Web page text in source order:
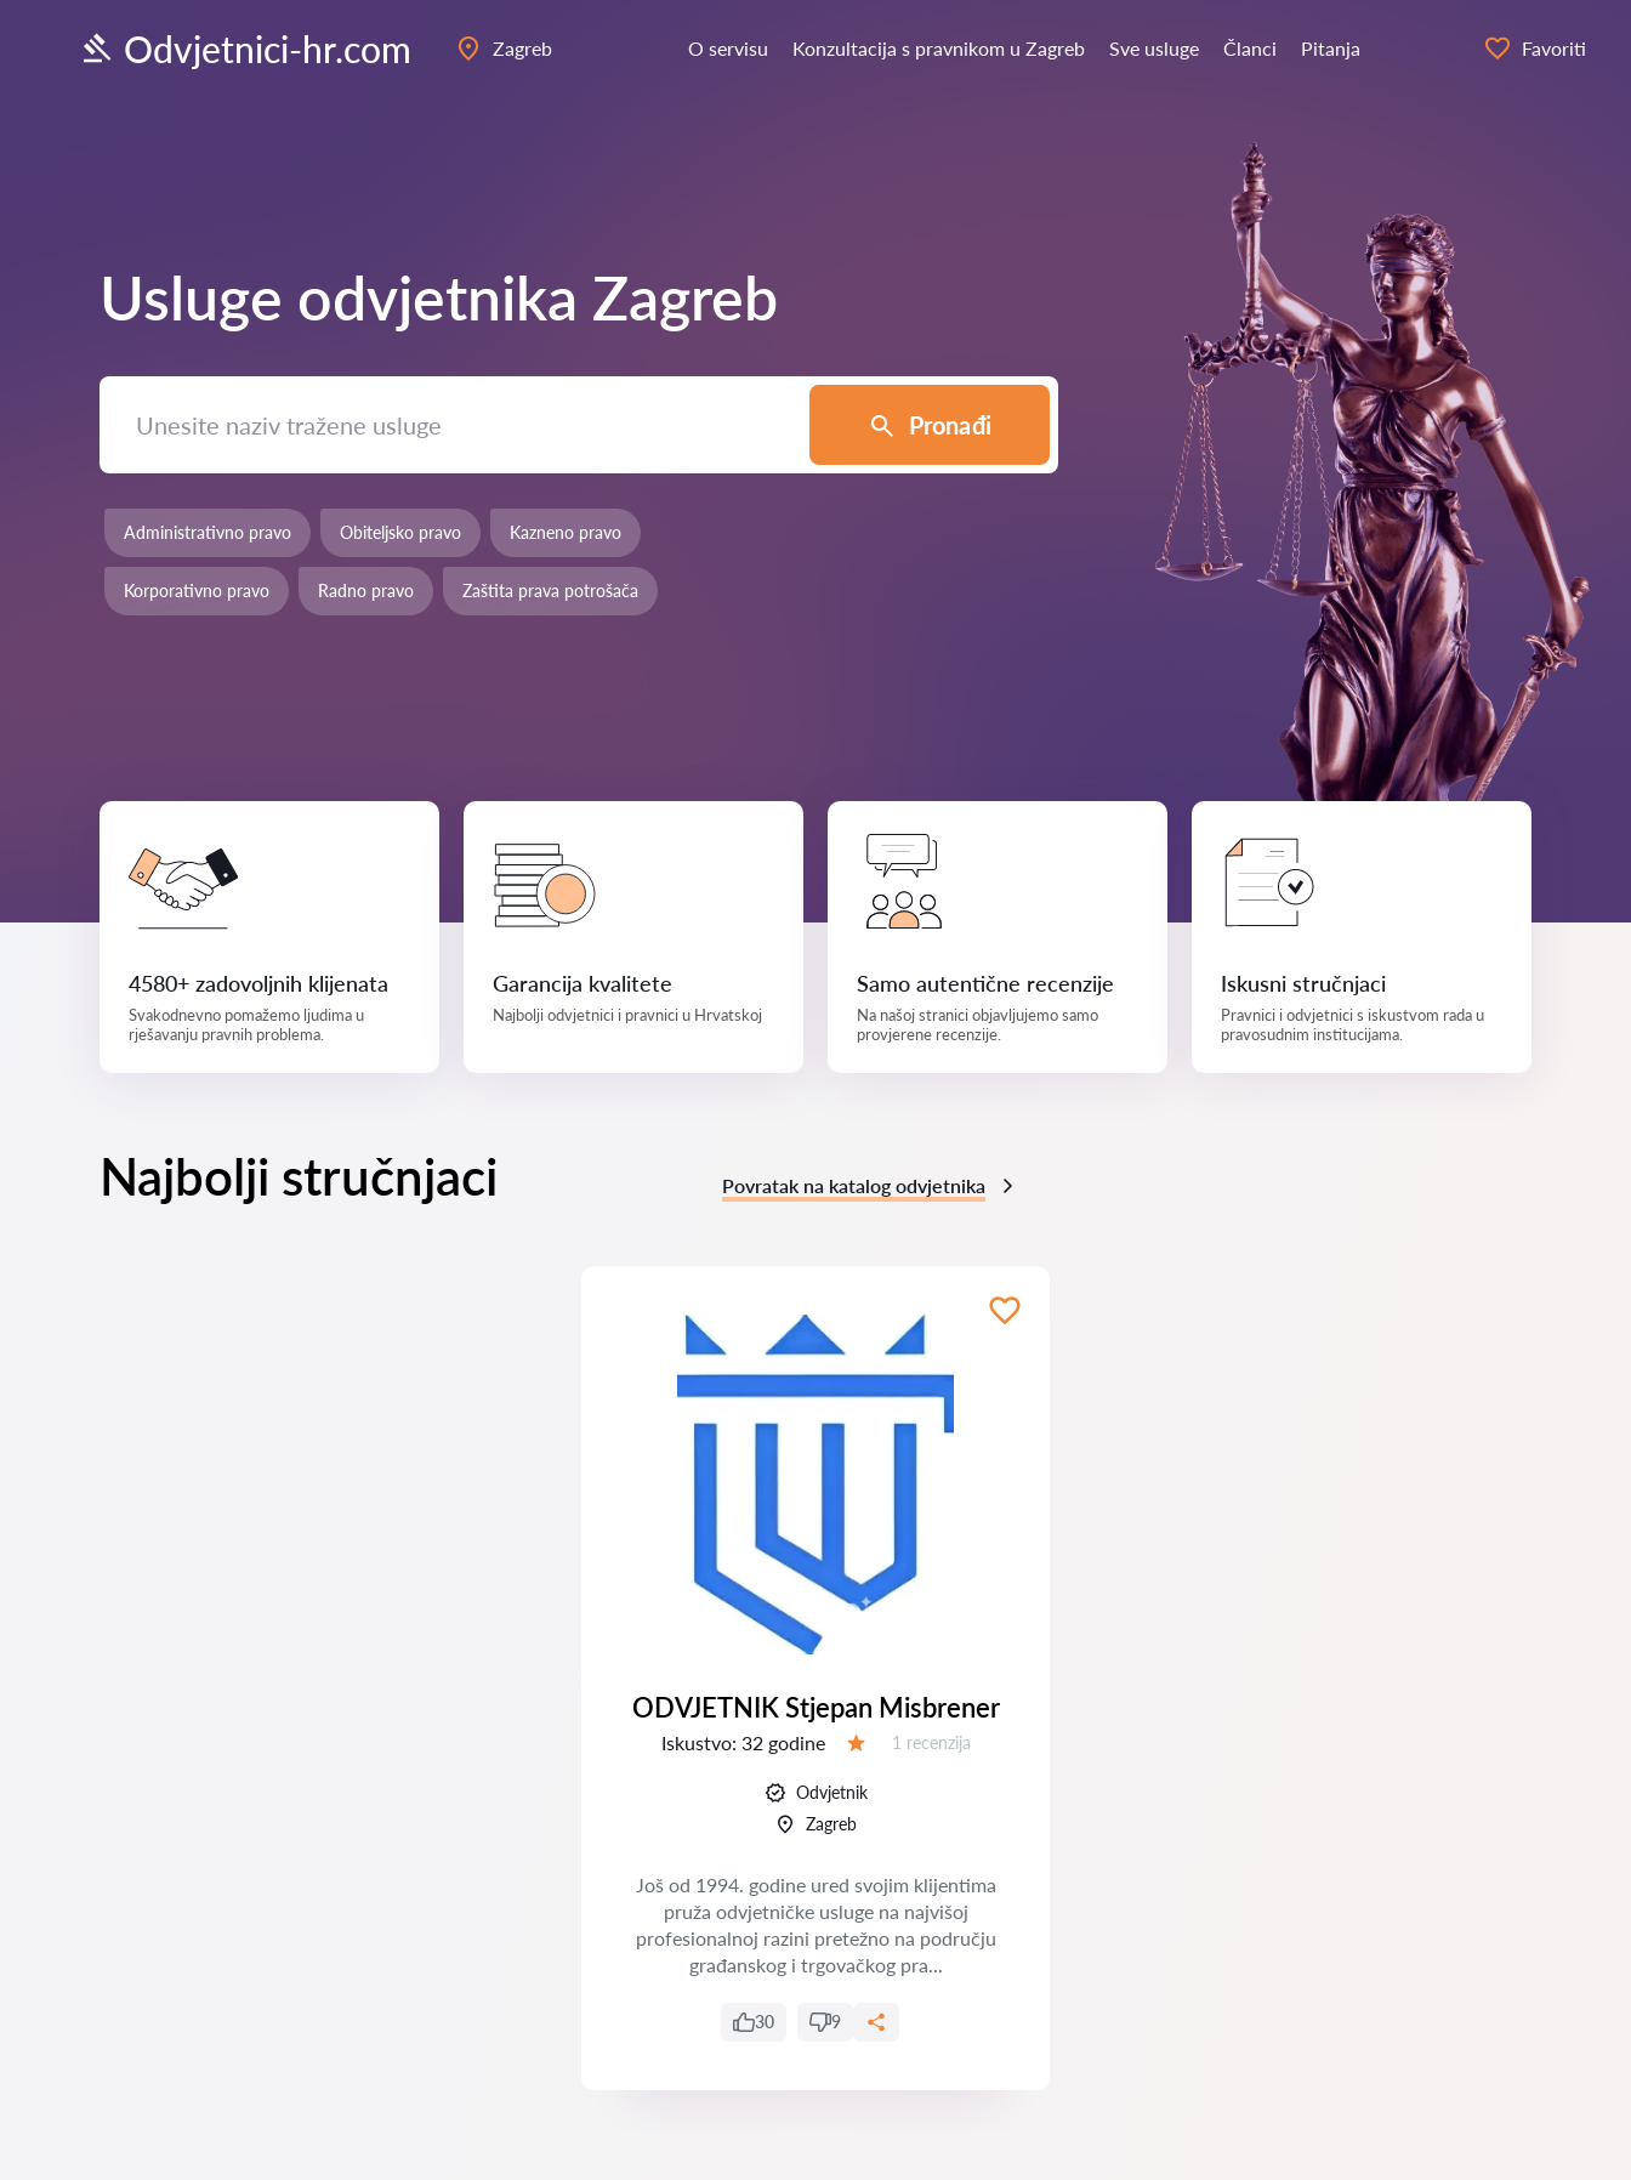
Odvjetnici-hr.com Zagreb O servisu Konzultacija s pravnikom u Zagreb Sve usluge Članci Pitanja Favoriti
Usluge odvjetnika Zagreb
Pronađi
Administrativno pravo Obiteljsko pravo Kazneno pravo
Korporativno pravo Radno pravo Zaštita prava potrošača
4580+ zadovoljnih klijenata
Svakodnevno pomažemo ljudima u
rješavanju pravnih problema.
Garancija kvalitete
Najbolji odvjetnici i pravnici u Hrvatskoj
Samo autentične recenzije
Na našoj stranici objavljujemo samo
provjerene recenzije.
Iskusni stručnjaci
Pravnici i odvjetnici s iskustvom rada u
pravosudnim institucijama.
Najbolji stručnjaci Povratak na katalog odvjetnika
ODVJETNIK Stjepan Misbrener
Iskustvo: 32 godine Recenzija:
1 recenzija
Odvjetnik
Zagreb
Još od 1994. godine ured svojim klijentima
pruža odvjetničke usluge na najvišoj
profesionalnoj razini pretežno na području
građanskog i trgovačkog pra...
30 9